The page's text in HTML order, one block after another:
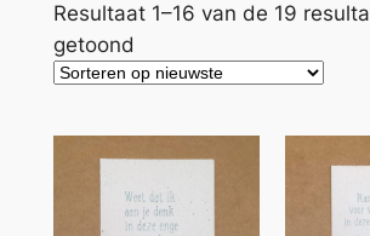
Resultaat 1–16 van de 19
getoond
op